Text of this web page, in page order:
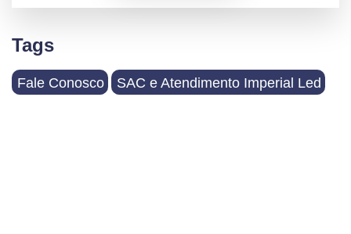
Tags
Fale Conosco SAC e Atendimento Imperial Led